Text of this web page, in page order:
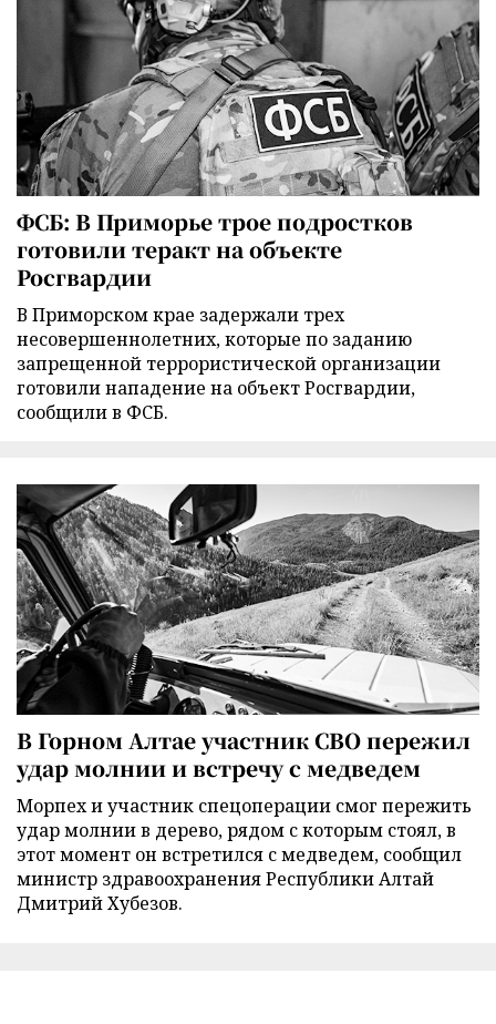
ФСБ: В Приморье трое подростков
готовили теракт на объекте
Росгвардии
В Приморском крае задержали трех
несовершеннолетних, которые по заданию
запрещенной террористической организации
готовили нападение на объект Росгвардии,
сообщили в ФСБ.
В Горном Алтае участник СВО пережил
удар молнии и встречу с медведем
Морпех и участник спецоперации смог пережить
удар молнии в дерево, рядом с которым стоял, в
этот момент он встретился с медведем, сообщил
министр здравоохранения Республики Алтай
Дмитрий Хубезов.